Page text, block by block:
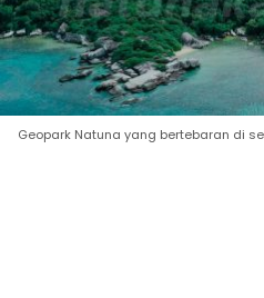
Geopark Natuna yang bertebaran di